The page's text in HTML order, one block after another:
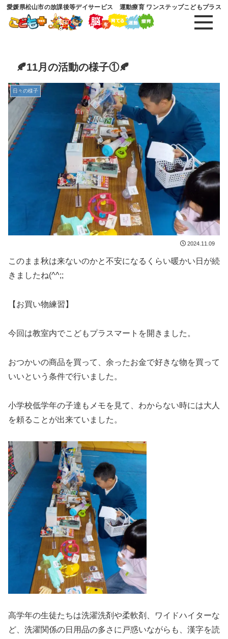
愛媛県松山市の放課後等デイサービス 運動療育 ワンステップこどもプラス
🍂11月の活動の様子①🍂
日々の様子
2024.11.09
このまま秋は来ないのかと不安になるくらい暖かい日が続
きましたね(^^;;
【お買い物練習】
今回は教室内でこどもプラスマートを開きました。
おつかいの商品を買って、余ったお金で好きな物を買って
いいという条件で行いました。
小学校低学年の子達もメモを見て、わからない時には大人
を頼ることが出来ていました。
高学年の生徒たちは洗濯洗剤や柔軟剤、ワイドハイターな
ど、洗濯関係の日用品の多さに戸惑いながらも、漢字を読